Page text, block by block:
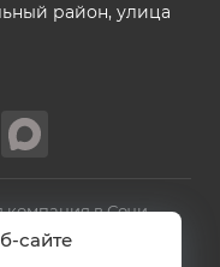
район, улица
компания в Сочи.
сайте